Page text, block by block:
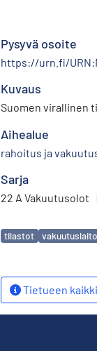
Pysyvä osoite
https://urn.fi/
Kuvaus
Suomen virallinen
Aihealue
rahoitus ja
Sarja
22 A Vakuutusolot
Avainsanat
tilastot
Tietueen